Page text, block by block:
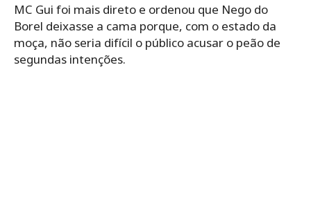
MC Gui foi mais direto e ordenou que Nego do
Borel deixasse a cama porque, com o estado da
moça, não seria difícil o público acusar o peão de
segundas intenções.